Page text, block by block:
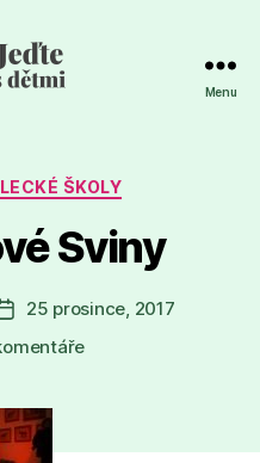
Menu
ŠKOLY
Sviny
Datum
příspěvku
25 prosince, 2017
u
ZUŠ